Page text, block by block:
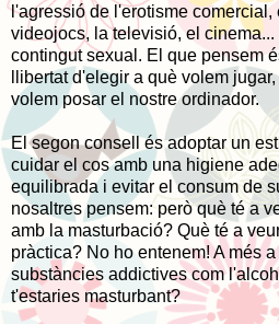
l'agressió de l'erotisme comercial,
videojocs, la televisió, el
contingut sexual. El que pensem
llibertat d'elegir a què volem
volem posar el nostre ordinador.
El segon consell és adoptar un
cuidar el cos amb una higiene
equilibrada i evitar el consum de
nosaltres pensem: però què té a
amb la masturbació? Què té a
pràctica? No ho entenem! A més
substàncies addictives com
t'estaries masturbant?